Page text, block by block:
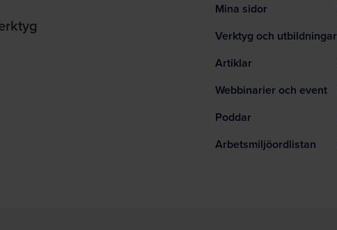
Mina sidor
Verktyg och utbildningar
Artiklar
Webbinarier och event
Poddar
Arbetsmiljöordlistan